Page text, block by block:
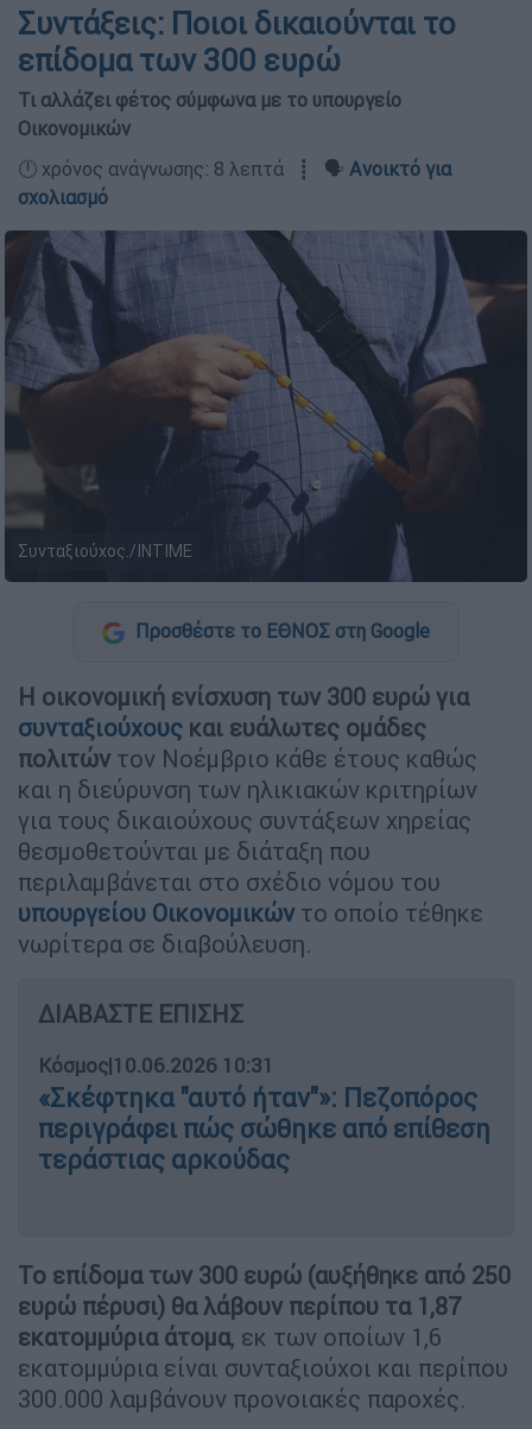
Συντάξεις: Ποιοι δικαιούνται το
επίδομα των 300 ευρώ
Τι αλλάζει φέτος σύμφωνα με το υπουργείο
Οικονομικών
🕛 χρόνος ανάγνωσης: 8 λεπτά ┋ 🗣️ Ανοικτό για
σχολιασμό
Συνταξιούχος./ΙΝΤΙΜΕ
Προσθέστε το ΕΘΝΟΣ στη Google
Η οικονομική ενίσχυση των 300 ευρώ για
συνταξιούχους και ευάλωτες ομάδες
πολιτών τον Νοέμβριο κάθε έτους καθώς
και η διεύρυνση των ηλικιακών κριτηρίων
για τους δικαιούχους συντάξεων χηρείας
θεσμοθετούνται με διάταξη που
περιλαμβάνεται στο σχέδιο νόμου του
υπουργείου Οικονομικώντο οποίο τέθηκε
νωρίτερα σε διαβούλευση.
ΔΙΑΒΑΣΤΕ ΕΠΙΣΗΣ
Κόσμος|10.06.2026 10:31
«Σκέφτηκα "αυτό ήταν"»: Πεζοπόρος
περιγράφει πώς σώθηκε από επίθεση
τεράστιας αρκούδας
Το επίδομα των 300 ευρώ (αυξήθηκε από 250
ευρώ πέρυσι) θα λάβουν περίπου τα 1,87
εκατομμύρια άτομα, εκ των οποίων 1,6
εκατομμύρια είναι συνταξιούχοι και περίπου
300.000 λαμβάνουν προνοιακές παροχές.